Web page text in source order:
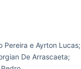
Pereira e Ayrton Lucas;
De Arrascaeta;